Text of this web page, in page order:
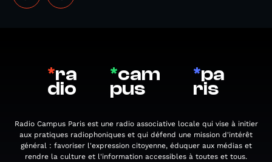
*ra
dio
*cam
pus
*pa
ris
Radio Campus Paris est une radio associative locale qui vise à initier
aux pratiques radiophoniques et qui défend une mission d'intérêt
général : favoriser l'expression citoyenne, éduquer aux médias et
rendre la culture et l'information accessibles à toutes et tous.